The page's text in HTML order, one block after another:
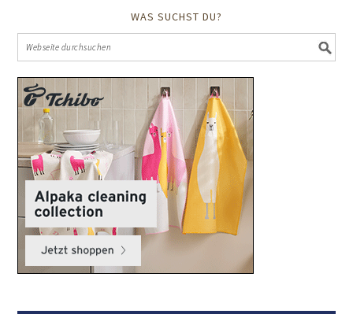
WAS SUCHST DU?